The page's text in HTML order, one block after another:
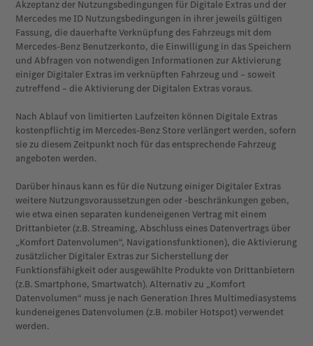
Akzeptanz der Nutzungsbedingungen für Digitale Extras und der
Mercedes me ID Nutzungsbedingungen in ihrer jeweils gültigen
Fassung, die dauerhafte Verknüpfung des Fahrzeugs mit dem
Mercedes-Benz Benutzerkonto, die Einwilligung in das Speichern
und Abfragen von notwendigen Informationen zur Aktivierung
einiger Digitaler Extras im verknüpften Fahrzeug und – soweit
zutreffend – die Aktivierung der Digitalen Extras voraus.
Nach Ablauf von limitierten Laufzeiten können Digitale Extras
kostenpflichtig im Mercedes-Benz Store verlängert werden, sofern
sie zu diesem Zeitpunkt noch für das entsprechende Fahrzeug
angeboten werden.
Darüber hinaus kann es für die Nutzung einiger Digitaler Extras
weitere Nutzungsvoraussetzungen oder -beschränkungen geben,
wie etwa einen separaten kundeneigenen Vertrag mit einem
Drittanbieter (z.B. Streaming, Abschluss eines Datenvertrags über
„Komfort Datenvolumen“, Navigationsfunktionen), die Aktivierung
zusätzlicher Digitaler Extras zur Sicherstellung der
Funktionsfähigkeit oder ausgewählte Produkte von Drittanbietern
(z.B. Smartphone, Smartwatch). Alternativ zu „Komfort
Datenvolumen“ muss je nach Generation Ihres Multimediasystems
kundeneigenes Datenvolumen (z.B. mobiler Hotspot) verwendet
werden.